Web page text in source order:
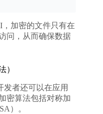
，加密的文件只有在
问，从而确保数据
）
发者还可以在应用
密算法包括对称加
）。